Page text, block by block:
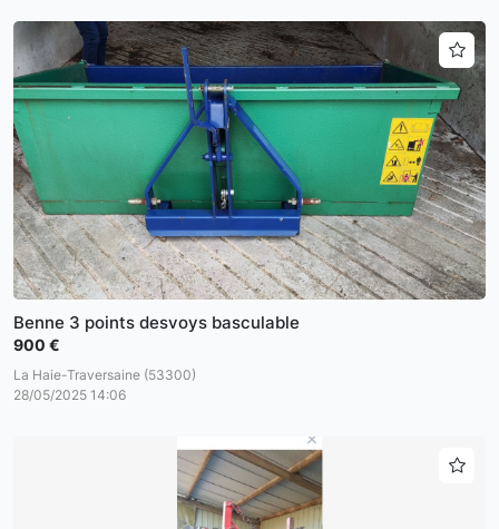
Benne 3 points desvoys basculable
900 €
La Haie-Traversaine (53300)
28/05/2025 14:06